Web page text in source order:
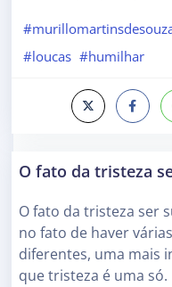
#loucas #humilhar
O fato da tristeza
O fato da tristeza ser
no fato de haver
diferentes, uma mais
que tristeza é uma só.